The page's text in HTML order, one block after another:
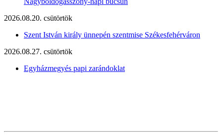
2026.08.20. csütörtök
Szent István király ünnepén szentmise Székesfehérváron
2026.08.27. csütörtök
Egyházmegyés papi zarándoklat